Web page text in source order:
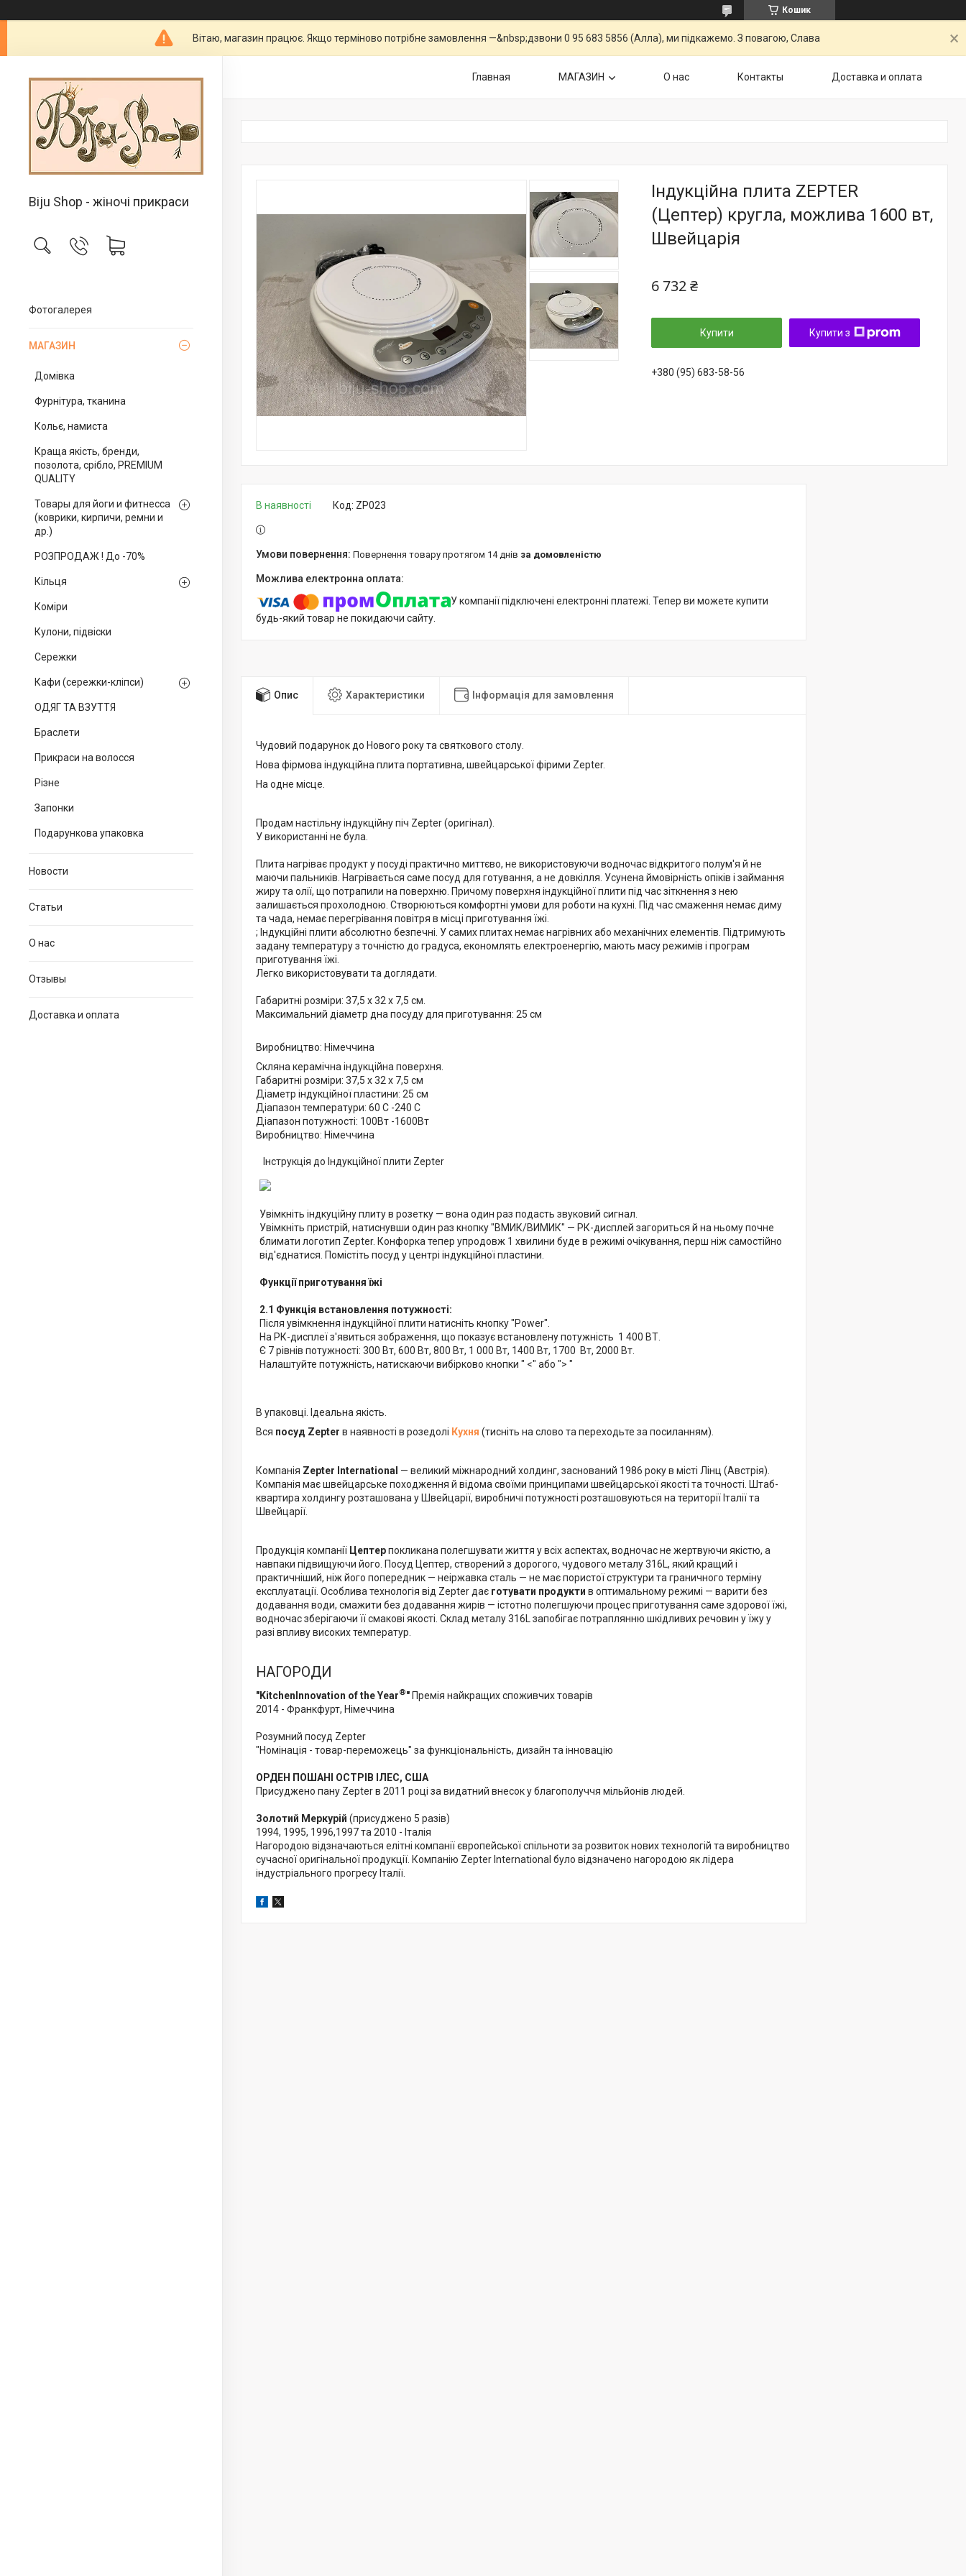
Кошик
Вітаю, магазин працює. Якщо терміново потрібне замовлення —&nbsp;дзвони 0 95 683 5856 (Алла), ми підкажемо. З повагою, Слава
Biju Shop - жіночі прикраси
Фотогалерея
МАГАЗИН
Домівка
Фурнітура, тканина
Кольє, намиста
Краща якість, бренди,
позолота, срібло, PREMIUM
QUALITY
Товары для йоги и фитнесса
(коврики, кирпичи, ремни и
др.)
РОЗПРОДАЖ ! До -70%
Кільця
Коміри
Кулони, підвіски
Сережки
Кафи (сережки-кліпси)
ОДЯГ ТА ВЗУТТЯ
Браслети
Прикраси на волосся
Різне
Запонки
Подарункова упаковка
Новости
Статьи
О нас
Отзывы
Доставка и оплата
Главная МАГАЗИН О нас Контакты Доставка и оплата
Індукційна плита ZEPTER
(Цептер) кругла, можлива 1600 вт,
Швейцарія
6 732 ₴
Купити Купити з
+380 (95) 683-58-56
В наявності Код: ZP023
повернення товару протягом 14 днів за домовленістю
У компанії підключені електронні платежі. Тепер ви можете купити
будь-який товар не покидаючи сайту.
Опис Характеристики Інформація для замовлення
Чудовий подарунок до Нового року та святкового столу.
Нова фірмова індукційна плита портативна, швейцарської фірими Zepter.
На одне місце.
Продам настільну індукційну піч Zepter (оригінал).
У використанні не була.
Плита нагріває продукт у посуді практично миттєво, не використовуючи водночас відкритого полум'я й не
маючи пальників. Нагрівається саме посуд для готування, а не довкілля. Усунена ймовірність опіків і займання
жиру та олії, що потрапили на поверхню. Причому поверхня індукційної плити під час зіткнення з нею
залишається прохолодною. Створюються комфортні умови для роботи на кухні. Під час смаження немає диму
та чада, немає перегрівання повітря в місці приготування їжі.
; Індукційні плити абсолютно безпечні. У самих плитах немає нагрівних або механічних елементів. Підтримують
задану температуру з точністю до градуса, економлять електроенергію, мають масу режимів і програм
приготування їжі.
Легко використовувати та доглядати.
Габаритні розміри: 37,5 х 32 х 7,5 см.
Максимальний діаметр дна посуду для приготування: 25 см
Виробництво: Німеччина
Скляна керамічна індукційна поверхня.
Габаритні розміри: 37,5 х 32 х 7,5 см
Діаметр індукційної пластини: 25 см
Діапазон температури: 60 C -240 C
Діапазон потужності: 100Вт -1600Вт
Виробництво: Німеччина
Інструкція до Індукційної плити Zepter
Увімкніть індкуційну плиту в розетку — вона один раз подасть звуковий сигнал.
Увімкніть пристрій, натиснувши один раз кнопку "ВМИК/ВИМИК" — РК-дисплей загориться й на ньому почне
блимати логотип Zepter. Конфорка тепер упродовж 1 хвилини буде в режимі очікування, перш ніж самостійно
від'єднатися. Помістіть посуд у центрі індукційної пластини.
Функції приготування їжі
2.1 Функція встановлення потужності:
Після увімкнення індукційної плити натисніть кнопку "Power".
На РК-дисплеї з'явиться зображення, що показує встановлену потужність 1 400 ВТ.
Є 7 рівнів потужності: 300 Вт, 600 Вт, 800 Вт, 1 000 Вт, 1400 Вт, 1700 Вт, 2000 Вт.
Налаштуйте потужність, натискаючи вибірково кнопки " <" або "> "
В упаковці. Ідеальна якість.
Вся посуд Zepter в наявності в розедолі Кухня (тисніть на слово та переходьте за посиланням).
Компанія Zepter International — великий міжнародний холдинг, заснований 1986 року в місті Лінц (Австрія).
Компанія має швейцарське походження й відома своїми принципами швейцарської якості та точності. Штаб-
квартира холдингу розташована у Швейцарії, виробничі потужності розташовуються на території Італії та
Швейцарії.
Продукція компанії Цептерпокликана полегшувати життя у всіх аспектах, водночас не жертвуючи якістю, а
навпаки підвищуючи його. Посуд Цептер, створений з дорогого, чудового металу 316L, який кращий і
практичніший, ніж його попередник — неіржавка сталь — не має пористої структури та граничного терміну
експлуатації. Особлива технологія від Zepter дає готувати продукти в оптимальному режимі — варити без
додавання води, смажити без додавання жирів — істотно полегшуючи процес приготування саме здорової їжі,
водночас зберігаючи її смакові якості. Склад металу 316L запобігає потраплянню шкідливих речовин у їжу у
разі впливу високих температур.
НАГОРОДИ
"KitchenInnovation of the Year®" Премія найкращих споживчих товарів
2014 - Франкфурт, Німеччина
Розумний посуд Zepter
"Номінація - товар-переможець" за функціональність, дизайн та інновацію
ОРДЕН ПОШАНІ ОСТРІВ ІЛЕС, США
Присуджено пану Zepter в 2011 році за видатний внесок у благополуччя мільйонів людей.
Золотий Меркурій (присуджено 5 разів)
1994, 1995, 1996,1997 та 2010 - Італія
Нагородою відзначаються елітні компанії європейської спільноти за розвиток нових технологій та виробництво
сучасної оригінальної продукції. Компанію Zepter International було відзначено нагородою як лідера
індустріального прогресу Італії.